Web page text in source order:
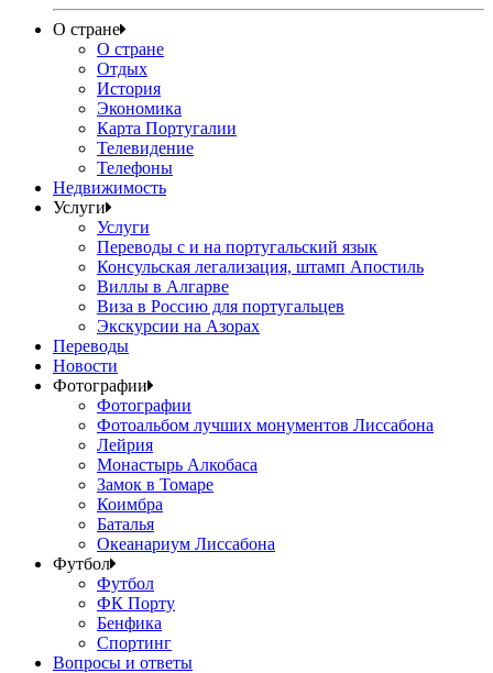
О стране
О стране
Отдых
История
Экономика
Карта Португалии
Телевидение
Телефоны
Недвижимость
Услуги
Услуги
Переводы с и на португальский язык
Консульская легализация, штамп Апостиль
Виллы в Алгарве
Виза в Россию для португальцев
Экскурсии на Азорах
Переводы
Новости
Фотографии
Фотографии
Фотоальбом лучших монументов Лиссабона
Лейрия
Монастырь Алкобаса
Замок в Томаре
Коимбра
Баталья
Океанариум Лиссабона
Футбол
Футбол
ФК Порту
Бенфика
Спортинг
Вопросы и ответы